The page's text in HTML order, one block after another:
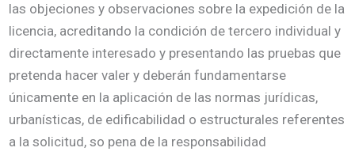
las objeciones y observaciones sobre la expedición de la
licencia, acreditando la condición de tercero individual y
directamente interesado y presentando las pruebas que
pretenda hacer valer y deberán fundamentarse
únicamente en la aplicación de las normas jurídicas,
urbanísticas, de edificabilidad o estructurales referentes
a la solicitud, so pena de la responsabilidad